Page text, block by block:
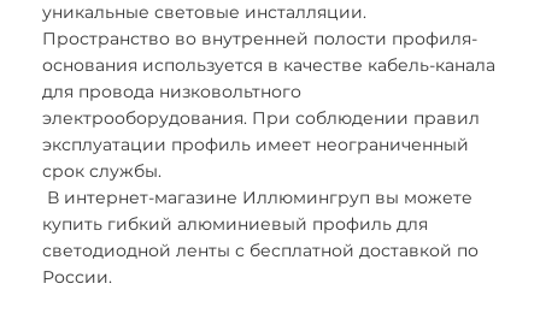
уникальные световые инсталляции.
Пространство во внутренней полости профиля-
основания используется в качестве кабель-канала
для провода низковольтного
электрооборудования. При соблюдении правил
эксплуатации профиль имеет неограниченный
срок службы.
В интернет-магазине Иллюмингруп вы можете
купить гибкий алюминиевый профиль для
светодиодной ленты с бесплатной доставкой по
России.